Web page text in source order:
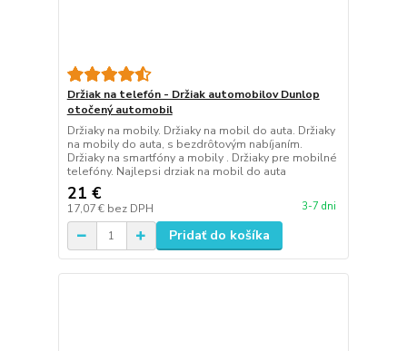
Držiak na telefón - Držiak automobilov Dunlop
otočený automobil
Držiaky na mobily. Držiaky na mobil do auta. Držiaky
na mobily do auta, s bezdrôtovým nabíjaním.
Držiaky na smartfóny a mobily . Držiaky pre mobilné
telefóny. Najlepsi drziak na mobil do auta
21 €
17,07 € bez DPH 3-7 dni
Pridať do košíka